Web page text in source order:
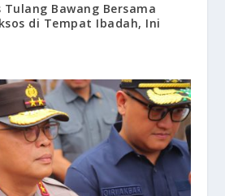
Bawang Bersama
di Tempat Ibadah, Ini